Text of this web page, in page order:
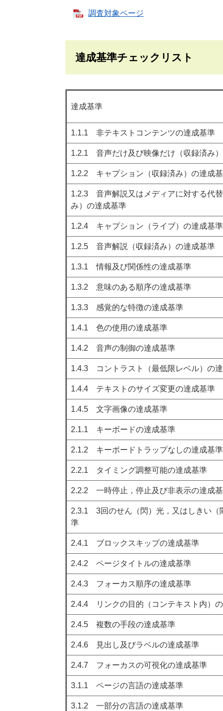
調査対象ページ
達成基準チェックリスト
達成基準
1.1.1 非テキストコンテンツの達成基準
1.2.1 音声だけ及び映像だけ（収録済み
1.2.2 キャプション（収録済み）の達成
1.2.3 音声解説又はメディアに対する代
み）の達成基準
1.2.4 キャプション（ライブ）の達成基準
1.2.5 音声解説（収録済み）の達成基準
1.3.1 情報及び関係性の達成基準
1.3.2 意味のある順序の達成基準
1.3.3 感覚的な特徴の達成基準
1.4.1 色の使用の達成基準
1.4.2 音声の制御の達成基準
1.4.3 コントラスト（最低限レベル）の
1.4.4 テキストのサイズ変更の達成基準
1.4.5 文字画像の達成基準
2.1.1 キーボードの達成基準
2.1.2 キーボードトラップなしの達成基準
2.2.1 タイミング調整可能の達成基準
2.2.2 一時停止，停止及び非表示の達成
2.3.1 3回のせん（閃）光，又はしきい（
準
2.4.1 ブロックスキップの達成基準
2.4.2 ページタイトルの達成基準
2.4.3 フォーカス順序の達成基準
2.4.4 リンクの目的（コンテキスト内）
2.4.5 複数の手段の達成基準
2.4.6 見出し及びラベルの達成基準
2.4.7 フォーカスの可視化の達成基準
3.1.1 ページの言語の達成基準
3.1.2 一部分の言語の達成基準